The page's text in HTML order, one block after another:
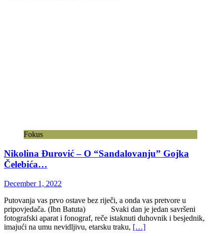
Fokus
Nikolina Đurović – O “Sandalovanju” Gojka
Čelebića…
December 1, 2022
Putovanja vas prvo ostave bez riječi, a onda vas pretvore u
pripovjedača. (Ibn Batuta) Svaki dan je jedan savršeni
fotografski aparat i fonograf, reče istaknuti duhovnik i besjednik,
imajući na umu nevidljivu, etarsku traku, […]